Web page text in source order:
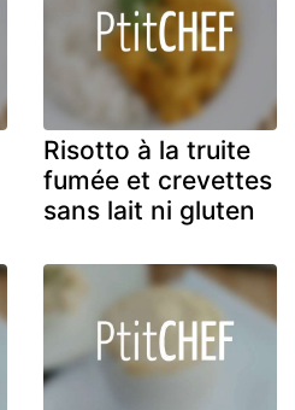
Risotto à la truite
fumée et crevettes
sans lait ni gluten